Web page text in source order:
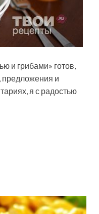
и грибами» готов,
предложения и
я с радостью